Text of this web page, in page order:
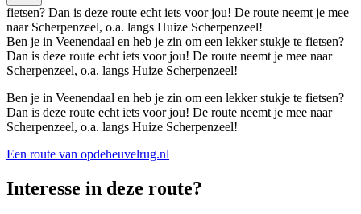
fietsen? Dan is deze route echt iets voor jou! De route neemt je mee
naar Scherpenzeel, o.a. langs Huize Scherpenzeel!
+
−
Ben je in Veenendaal en heb je zin om een lekker stukje te fietsen?
Dan is deze route echt iets voor jou! De route neemt je mee naar
Scherpenzeel, o.a. langs Huize Scherpenzeel!
Ben je in Veenendaal en heb je zin om een lekker stukje te fietsen?
Dan is deze route echt iets voor jou! De route neemt je mee naar
Scherpenzeel, o.a. langs Huize Scherpenzeel!
Een route van opdeheuvelrug.nl
Interesse in deze route?